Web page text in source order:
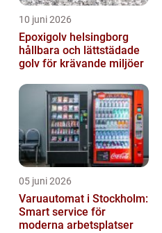
10 juni 2026
Epoxigolv helsingborg
hållbara och lättstädade
golv för krävande miljöer
05 juni 2026
Varuautomat i Stockholm:
Smart service för
moderna arbetsplatser